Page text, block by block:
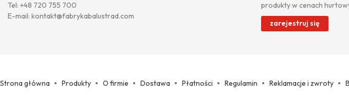
Tel: +48 720 755 700
E-mail: kontakt@fabrykabalustrad.com
produkty w cenach
zarejestruj się
Strona główna Produkty O firmie Dostawa Płatności Regulamin Reklamacje i zwroty